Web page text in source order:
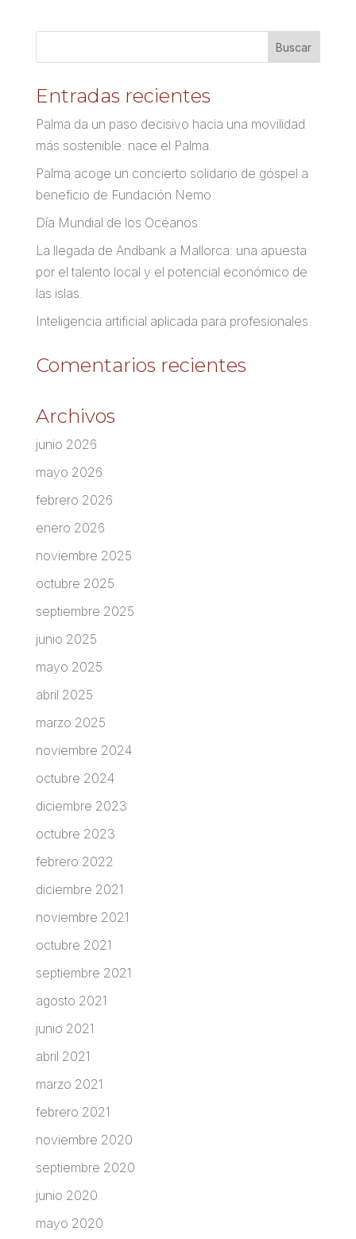
Entradas recientes
Palma da un paso decisivo hacia una movilidad
más sostenible: nace el Palma.
Palma acoge un concierto solidario de góspel a
beneficio de Fundación Nemo
Día Mundial de los Océanos
La llegada de Andbank a Mallorca: una apuesta
por el talento local y el potencial económico de
las islas.
Inteligencia artificial aplicada para profesionales.
Comentarios recientes
Archivos
junio 2026
mayo 2026
febrero 2026
enero 2026
noviembre 2025
octubre 2025
septiembre 2025
junio 2025
mayo 2025
abril 2025
marzo 2025
noviembre 2024
octubre 2024
diciembre 2023
octubre 2023
febrero 2022
diciembre 2021
noviembre 2021
octubre 2021
septiembre 2021
agosto 2021
junio 2021
abril 2021
marzo 2021
febrero 2021
noviembre 2020
septiembre 2020
junio 2020
mayo 2020